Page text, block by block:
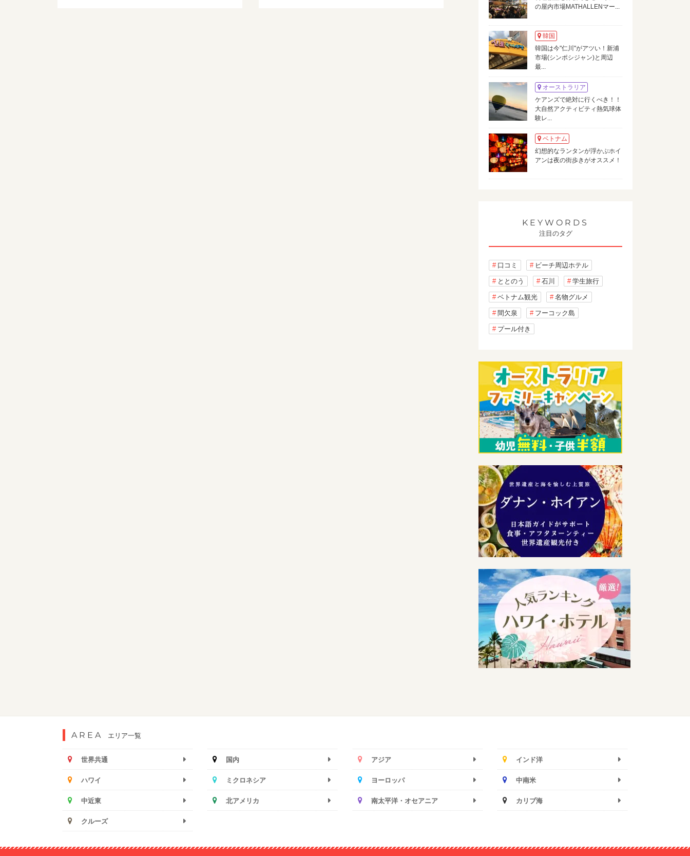
の屋内市場MATHALLENマー...
韓国
韓国は今"仁川"がアツい！新浦
市場(シンポシジャン)と周辺
最...
オーストラリア
ケアンズで絶対に行くべき！！
大自然アクティビティ熱気球体
験レ...
ベトナム
幻想的なランタンが浮かぶホイ
アンは夜の街歩きがオススメ！
KEYWORDS
注目のタグ
口コミ ビーチ周辺ホテル
ととのう 石川 学生旅行
ベトナム観光 名物グルメ
間欠泉 フーコック島
プール付き
AREA エリア一覧
世界共通 国内 アジア インド洋
ハワイ ミクロネシア ヨーロッパ 中南米
中近東 北アメリカ 南太平洋・オセアニア カリブ海
クルーズ